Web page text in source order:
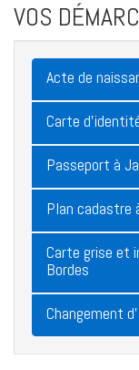
VOS
Acte de
Carte
Passeport à
Plan cadastre
Carte grise et
Bordes
Changement